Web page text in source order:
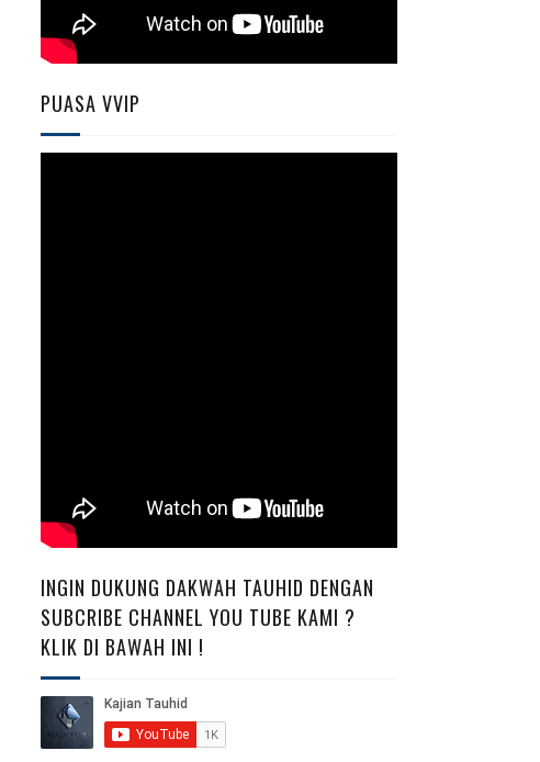
PUASA VVIP
INGIN DUKUNG DAKWAH TAUHID DENGAN
SUBCRIBE CHANNEL YOU TUBE KAMI ?
KLIK DI BAWAH INI !